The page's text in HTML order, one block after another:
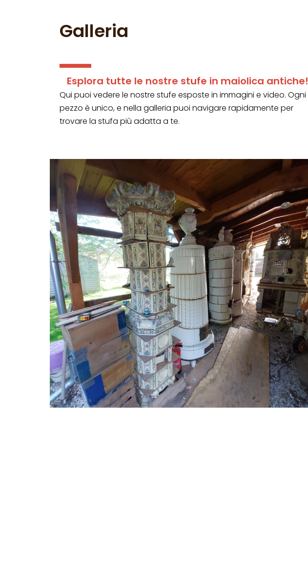
Galleria
Esplora tutte le nostre stufe in maiolica antiche!
Qui puoi vedere le nostre stufe esposte in immagini e video. Ogni
pezzo è unico, e nella galleria puoi navigare rapidamente per
trovare la stufa più adatta a te.